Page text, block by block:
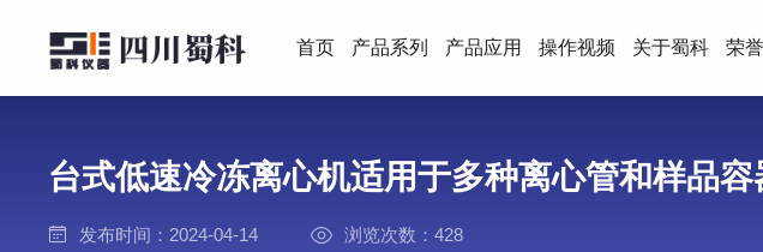
首页 产品系列 产品应用 操作视频 关于蜀科 荣
台式低速冷冻离心机适用于多种离心管和样品容
发布时间：2024-04-14 浏览次数：428